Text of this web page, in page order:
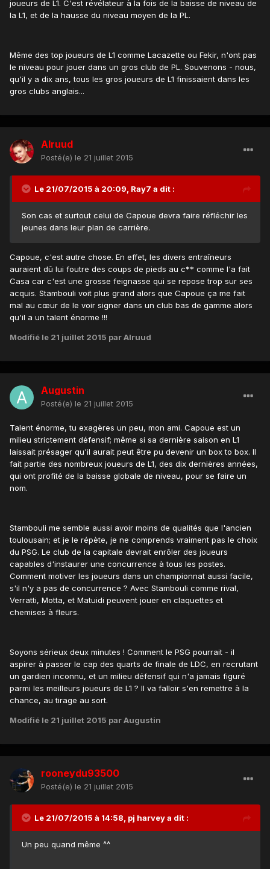
joueurs de L1. C'est révélateur à la fois de la baisse de niveau de
la L1, et de la hausse du niveau moyen de la PL.
Même des top joueurs de L1 comme Lacazette ou Fekir, n'ont pas
le niveau pour jouer dans un gros club de PL. Souvenons - nous,
qu'il y a dix ans, tous les gros joueurs de L1 finissaient dans les
gros clubs anglais...
Alruud
Posté(e) le 21 juillet 2015
Le 21/07/2015 à 20:09, Ray7 a dit :
Son cas et surtout celui de Capoue devra faire réfléchir les
jeunes dans leur plan de carrière.
Capoue, c'est autre chose. En effet, les divers entraîneurs
auraient dû lui foutre des coups de pieds au c** comme l'a fait
Casa car c'est une grosse feignasse qui se repose trop sur ses
acquis. Stambouli voit plus grand alors que Capoue ça me fait
mal au cœur de le voir signer dans un club bas de gamme alors
qu'il a un talent énorme !!!
Modifié le 21 juillet 2015 par Alruud
Augustin
Posté(e) le 21 juillet 2015
Talent énorme, tu exagères un peu, mon ami. Capoue est un
milieu strictement défensif; même si sa dernière saison en L1
laissait présager qu'il aurait peut être pu devenir un box to box. Il
fait partie des nombreux joueurs de L1, des dix dernières années,
qui ont profité de la baisse globale de niveau, pour se faire un
nom.
Stambouli me semble aussi avoir moins de qualités que l'ancien
toulousain; et je le répète, je ne comprends vraiment pas le choix
du PSG. Le club de la capitale devrait enrôler des joueurs
capables d'instaurer une concurrence à tous les postes.
Comment motiver les joueurs dans un championnat aussi facile,
s'il n'y a pas de concurrence ? Avec Stambouli comme rival,
Verratti, Motta, et Matuidi peuvent jouer en claquettes et
chemises à fleurs.
Soyons sérieux deux minutes ! Comment le PSG pourrait - il
aspirer à passer le cap des quarts de finale de LDC, en recrutant
un gardien inconnu, et un milieu défensif qui n'a jamais figuré
parmi les meilleurs joueurs de L1 ? Il va falloir s'en remettre à la
chance, au tirage au sort.
Modifié le 21 juillet 2015 par Augustin
rooneydu93500
Posté(e) le 21 juillet 2015
Le 21/07/2015 à 14:58, pj harvey a dit :
Un peu quand même ^^